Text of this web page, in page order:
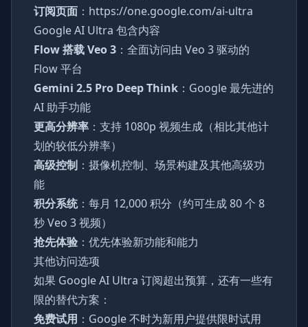
订阅页面 ： https://one.google.com/ai-ultra
Google AI Ultra 包含内容
Flow 搭载 Veo 3 ：全面访问由 Veo 3 驱动的
Flow 平台
Gemini 2.5 Pro Deep Think ：Google 最先进的
AI 助手功能
更高分辨率 ：支持 1080p 视频生成（相比其他计
划的较低分辨率）
高级控制 ：摄像机控制、场景构建及其他高级功
能
积分系统：每月 12,000 积分（约可生成 80 个 8
秒 Veo 3 视频）
抢先体验 ：优先体验新功能和能力
其他访问选项
如果 Google AI Ultra 订阅超出预算，还有一些有
限的替代方案：
免费试用 ：Google 不时为新用户提供限时试用